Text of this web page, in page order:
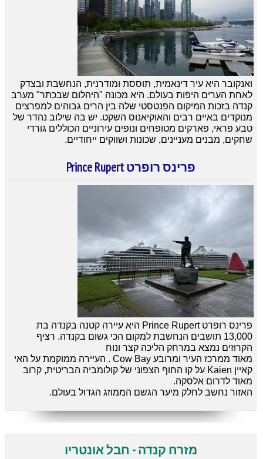
ואנקובר היא עיר דינאמית, תוססת ומודרנית, הנחשבת ובצדק
לאחת הערים היפות בעולם. היא מכונה "היהלום שבכתר" מערב
קנדה בזכות המיקום הפנטסטי שלה בין הרים גבוהים למפרצים
מנוקדים באיים רבים והאוקיאנוס השקט. יש בה שילוב נהדר של
טבע פראי, פארקים מטופחים ונופים עירוניים הכוללים גורדי
שחקים, מבנים מעניינים, שכונות ושווקים ייחודיים.
פרינס רופרט Prince Rupert
פרינס רופרט Prince Rupert היאעיירה קטנה בקנדה בת
13,000 תושבים הנחשבת למקום הכי גשום בקנדה. רציף
הקרוזים נמצא במרחק הליכה קצר ונוח
מאוד ממרכז העיר ומרובע Cow Bay
. העיירה ממוקמת על האי
קאיין Kaien על קו החוף הצפוני של קולומביה הבריטית, קרוב
מאוד לדרום אלסקה.
האזור נחשב לחלק מיער הגשם הממוזג הגדול בעולם.
מזרח קנדה - חבל אונטריו